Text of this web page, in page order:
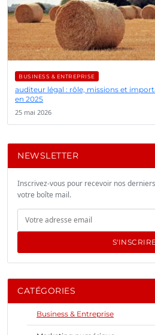
BUSINESS & ENTREPRISE
auditeur légal : rôle, missions et
en 2025
25 mai 2026
NEWSLETTER
Inscrivez-vous pour recevoir nos
votre boîte mail.
CATÉGORIES
Business & Entreprise